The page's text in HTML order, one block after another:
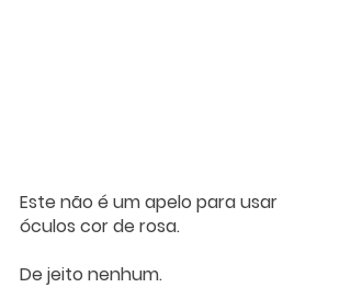
Este não é um apelo para usar
óculos cor de rosa.
De jeito nenhum.